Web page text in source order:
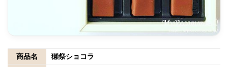
商品名
獺祭ショコラ